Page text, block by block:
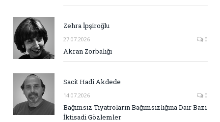
Zehra İpşiroğlu
27.07.2026 0
Akran Zorbalığı
Sacit Hadi Akdede
14.07.2026 0
Bağımsız Tiyatroların Bağımsızlığına Dair Bazı
İktisadi Gözlemler